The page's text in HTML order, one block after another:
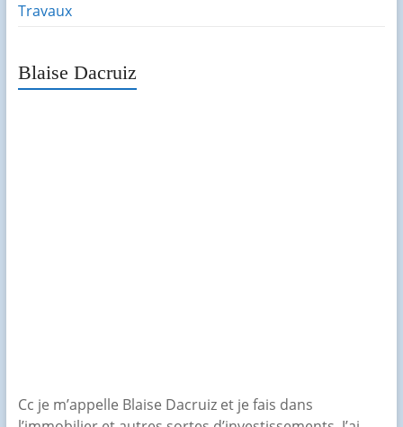
Travaux
Blaise Dacruiz
Cc je m’appelle Blaise Dacruiz et je fais dans